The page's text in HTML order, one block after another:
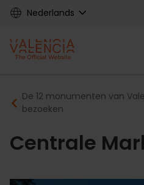
Skip
content
Nederlands
Main
navigation
Breadcrumb
De 12 monumenten van
bezoeken
Centrale